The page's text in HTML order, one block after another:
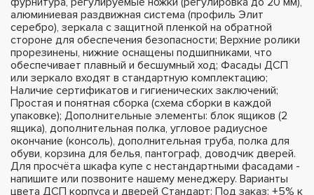
алюминиевая раздвижная система (профиль Элит
серебро), зеркала с защитной пленкой на обратной
стороне для обеспечения безопасности; Верхние ролики
прорезинены, нижние оснащены подшипниками, что
обеспечивает плавный и бесшумный ход; Фасады ДСП
или зеркало входят в стандартную комплектацию;
Наличие сертификатов и гигиенических заключений;
Простая и понятная сборка (схема сборки в каждой
упаковке); Дополнительные элементы: блок ящиков (2
ящика), дополнительная полка, угловое радиусное
окончание (консоль), дополнительная труба, полка для
обуви, корзина для белья, пантограф, доводчик дверей.
Для просчёта шкафа купе с нестандартными фасадами -
напишите или позвоните нашему менеджеру. Варианты
цвета ДСП корпуса и дверей Стандарт: Под заказ: +5% к